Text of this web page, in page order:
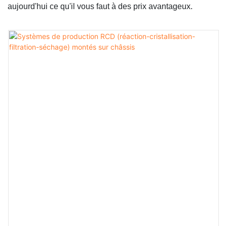
aujourd'hui ce qu'il vous faut à des prix avantageux.